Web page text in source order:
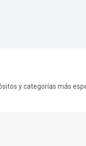
y categorías más